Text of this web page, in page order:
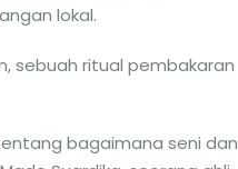
lokal.
sebuah ritual pembakaran
bagaimana seni dan